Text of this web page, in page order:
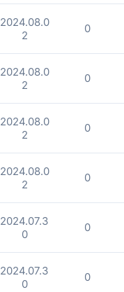
2024.08.0
2
0
2024.08.0
2
0
2024.08.0
2
0
2024.08.0
2
0
2024.07.3
0
0
2024.07.3
0
0